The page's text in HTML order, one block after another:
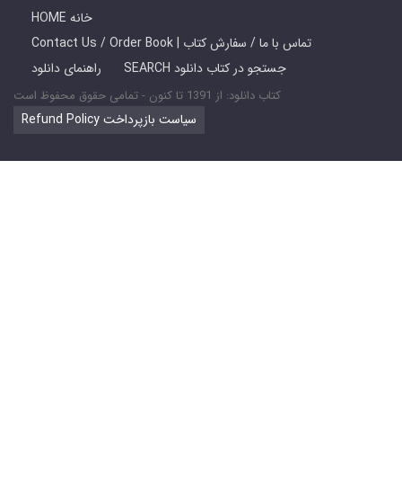
HOME خانه
Contact Us / Order Book | تماس با ما / سفارش کتاب
راهنمای دانلود
SEARCH جستجو در کتاب دانلود
کتاب دانلود: از 1391 تا کنون - تمامی حقوق محفوظ است
Refund Policy سیاست بازپرداخت